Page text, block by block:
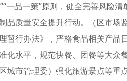
一品一策”原则，健全完善风险
品质量安全提升行动。（区市
暂行办法》，严格食品相关产
化水平，规范快餐、团餐等大
城市管理委）强化旅游景点等